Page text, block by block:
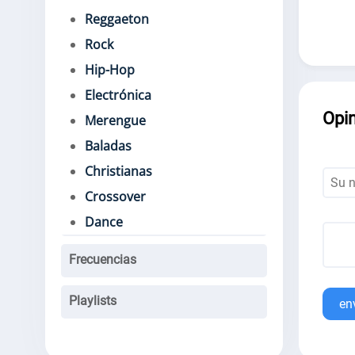
Reggaeton
Rock
Hip-Hop
Electrónica
Merengue
Baladas
Christianas
Crossover
Dance
Frecuencias
Playlists